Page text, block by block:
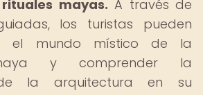
mayas. A través de
los turistas pueden
el mundo místico de la
y comprender la
la arquitectura en su